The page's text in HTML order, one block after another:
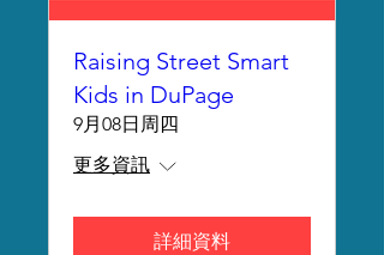
Raising Street Smart
Kids in DuPage
9月08日周四
更多資訊
詳細資料